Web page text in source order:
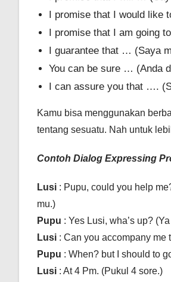
I promise that I would like
I promise that I am going
I guarantee that … (Saya
You can be sure … (Anda
I can assure you that ….
Kamu bisa menggunakan
tentang sesuatu. Nah untuk
Contoh Dialog Expressing
Lusi : Pupu, could you help
mu.)
Pupu : Yes Lusi, wha’s up?
Lusi : Can you accompany me
Pupu : When? but I should to
Lusi : At 4 Pm. (Pukul 4 sore.)